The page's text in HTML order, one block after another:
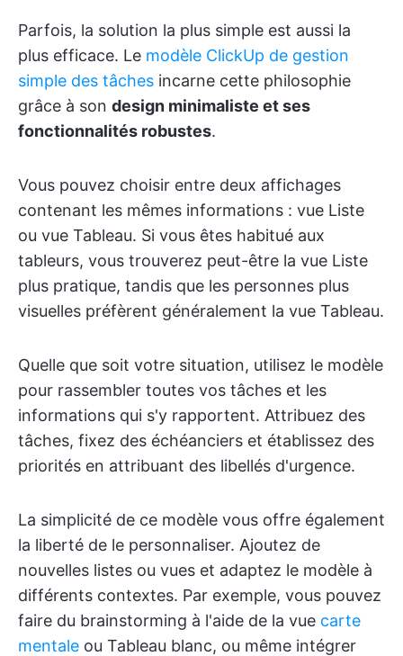
Parfois, la solution la plus simple est aussi la
plus efficace. Le modèle ClickUp de gestion
simple des tâches incarne cette philosophie
grâce à son design minimaliste et ses
fonctionnalités robustes.
Vous pouvez choisir entre deux affichages
contenant les mêmes informations : vue Liste
ou vue Tableau. Si vous êtes habitué aux
tableurs, vous trouverez peut-être la vue Liste
plus pratique, tandis que les personnes plus
visuelles préfèrent généralement la vue Tableau.
Quelle que soit votre situation, utilisez le modèle
pour rassembler toutes vos tâches et les
informations qui s'y rapportent. Attribuez des
tâches, fixez des échéanciers et établissez des
priorités en attribuant des libellés d'urgence.
La simplicité de ce modèle vous offre également
la liberté de le personnaliser. Ajoutez de
nouvelles listes ou vues et adaptez le modèle à
différents contextes. Par exemple, vous pouvez
faire du brainstorming à l'aide de la vue carte
mentale ou Tableau blanc, ou même intégrer